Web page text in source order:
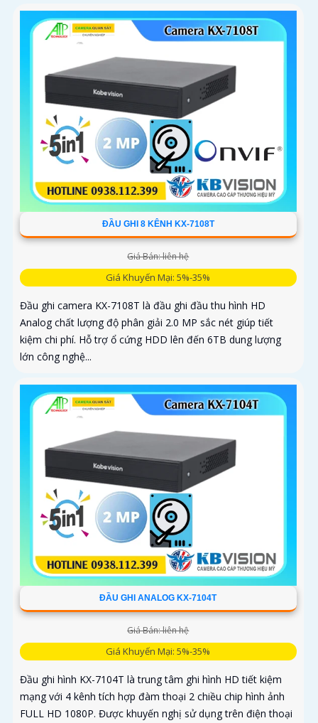
giúp lọc báo động giả, nhận diện chính xác khuôn mặt và
phương tiện, giúp người dùng dễ dàng tìm kiếm dữ liệu
nhanh chóng
ĐẦU GHI 8 KÊNH KX-7108T
Giá Bán: liên hệ
Giá Khuyến Mại: 5%-35%
Đầu ghi camera KX-7108T là đầu ghi đầu thu hình HD
Analog chất lượng độ phân giải 2.0 MP sắc nét giúp tiết
kiệm chi phí. Hỗ trợ ổ cứng HDD lên đến 6TB dung lượng
lớn công nghệ...
ĐẦU GHI ANALOG KX-7104T
Giá Bán: liên hệ
Giá Khuyến Mại: 5%-35%
Đầu ghi hình KX-7104T là trung tâm ghi hình HD tiết kiệm
mạng với 4 kênh tích hợp đàm thoại 2 chiều chip hình ảnh
FULL HD 1080P. Được khuyến nghị sử dụng trên điện thoại